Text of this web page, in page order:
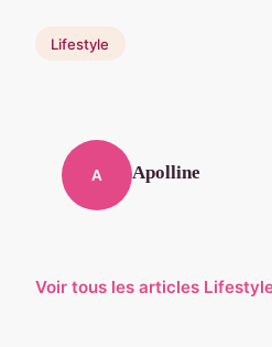
Lifestyle
A Apolline
Voir tous les articles